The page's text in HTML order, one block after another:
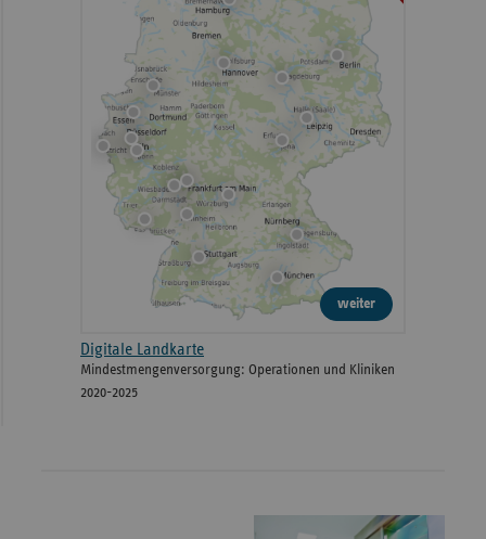
weiter
Digitale Landkarte
Mindestmengenversorgung: Operationen und Kliniken
2020-2025